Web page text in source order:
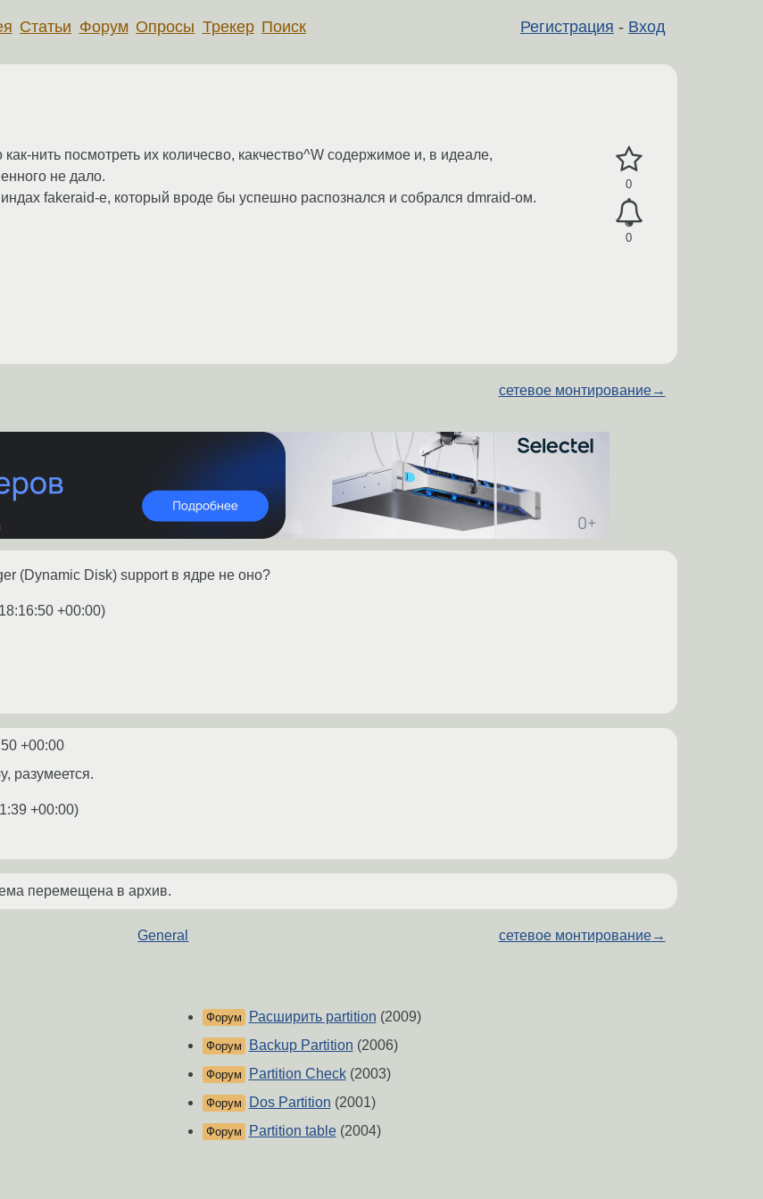
Регистрация - Вход
Статьи Форум Опросы Трекер Поиск
0
0
нить посмотреть их количесво, какчество^W содержимое и, в идеале,
не дало.
fakeraid-е, который вроде бы успешно распознался и собрался dmraid-ом.
сетевое монтирование→
(Dynamic Disk) support в ядре не оно?
+00:00)
+00:00
разумеется.
+00:00)
перемещена в архив.
General сетевое монтирование→
Форум Расширить partition (2009)
Форум Backup Partition (2006)
Форум Partition Check(2003)
Форум Dos Partition (2001)
Форум Partition table(2004)